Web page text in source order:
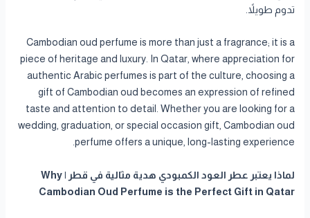
تدوم طويلاً.
Cambodian oud perfume is more than just a fragrance; it is a
piece of heritage and luxury. In Qatar, where appreciation for
authentic Arabic perfumes is part of the culture, choosing a
gift of Cambodian oud becomes an expression of refined
taste and attention to detail. Whether you are looking for a
wedding, graduation, or special occasion gift, Cambodian oud
perfume offers a unique, long-lasting experience.
لماذا يعتبر عطر العود الكمبودي هدية مثالية في قطر | Why
Cambodian Oud Perfume is the Perfect Gift in Qatar